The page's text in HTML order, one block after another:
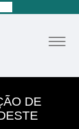
DE